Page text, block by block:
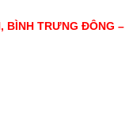
BÌNH TRƯNG ĐÔNG –